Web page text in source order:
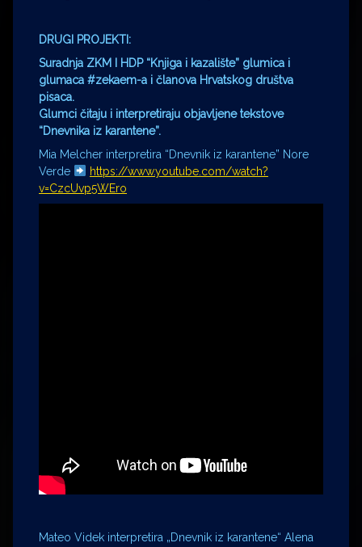
DRUGI PROJEKTI:
Suradnja ZKM I HDP “Knjiga i kazalište” glumica i
glumaca #zekaem-a i članova Hrvatskog društva
pisaca.
Glumci čitaju i interpretiraju objavljene tekstove
“Dnevnika iz karantene”.
Mia Melcher interpretira “Dnevnik iz karantene” Nore
Verde
https://www.youtube.com/watch?
v=CzcUvp5WEro
Mateo Videk interpretira „Dnevnik iz karantene“ Alena